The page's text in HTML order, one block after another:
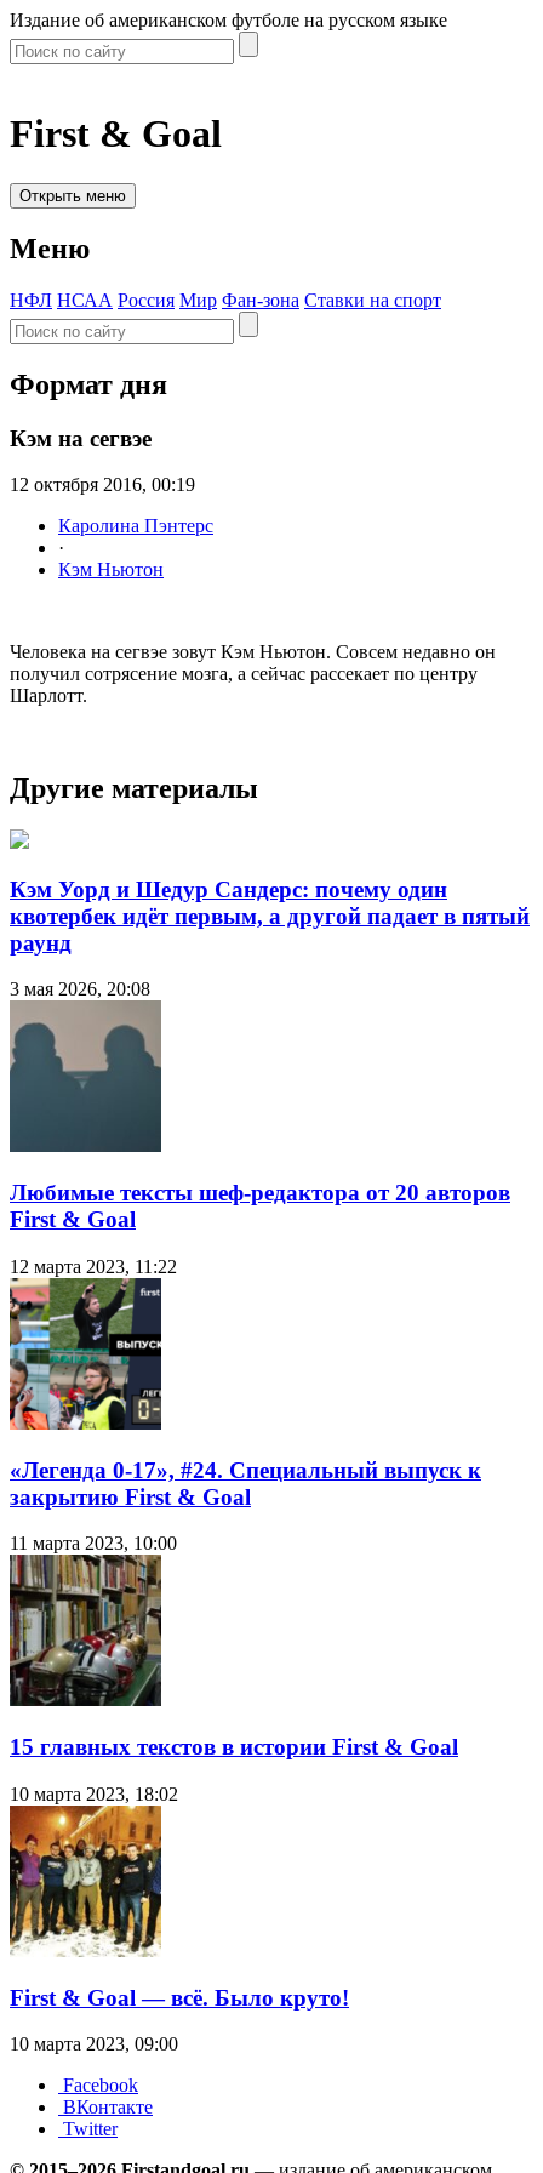
Издание об американском футболе на русском языке
First & Goal
Открыть меню
Меню
НФЛ НСАА Россия Мир Фан-зона Ставки на спорт
Формат дня
Кэм на сегвэе
12 октября 2016, 00:19
Каролина Пэнтерс
·
Кэм Ньютон
Человека на сегвэе зовут Кэм Ньютон. Совсем недавно он
получил сотрясение мозга, а сейчас рассекает по центру
Шарлотт.
Другие материалы
Кэм Уорд и Шедур Сандерс: почему один
квотербек идёт первым, а другой падает в пятый
раунд
3 мая 2026, 20:08
Любимые тексты шеф-редактора от 20 авторов
First & Goal
12 марта 2023, 11:22
«Легенда 0-17», #24. Специальный выпуск к
закрытию First & Goal
11 марта 2023, 10:00
15 главных текстов в истории First & Goal
10 марта 2023, 18:02
First & Goal — всё. Было круто!
10 марта 2023, 09:00
Facebook
ВКонтакте
Twitter